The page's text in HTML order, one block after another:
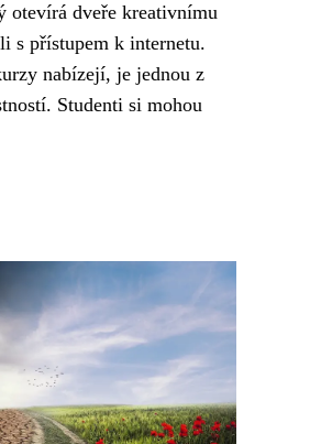
otevírá dveře kreativnímu
s přístupem k internetu.
nabízejí, je jednou z
Studenti si mohou